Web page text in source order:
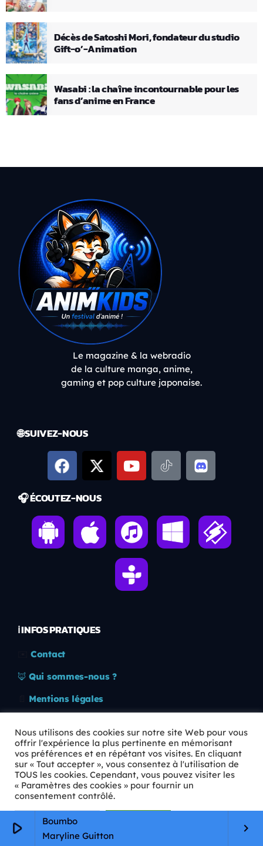
play_arrow
Boumbo
Maryline Guitton
keyboard_arrow_right
Décès de Satoshi Mori, fondateur du studio
Gift-o’-Animation
Wasabi : la chaîne incontournable pour les
fans d’anime en France
Le magazine & la webradio
de la culture manga, anime,
gaming et pop culture japonaise.
🌐 SUIVEZ-NOUS
🎧 ÉCOUTEZ-NOUS
ℹ️ INFOS PRATIQUES
Contact
🦊 Qui sommes-nous ?
Mentions légales
🛡️ RGPD
Copyright © 2026 Animkids. Tous droits réservés.
Nous utilisons des cookies sur notre site Web pour vous
offrir l'expérience la plus pertinente en mémorisant
vos préférences et en répétant vos visites. En cliquant
sur « Tout accepter », vous consentez à l'utilisation de
TOUS les cookies. Cependant, vous pouvez visiter les
« Paramètres des cookies » pour fournir un
consentement contrôlé.
Paramètres Cookie